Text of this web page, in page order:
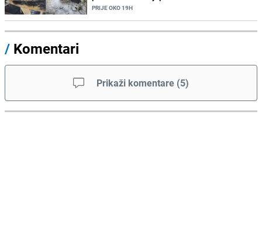
PRIJE OKO 19H
/ Komentari
Prikaži komentare (5)